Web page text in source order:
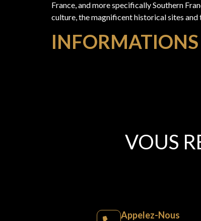
France, and more specifically Southern
culture, the magnificent historical sites and
INFORMATIONS
VOUS
Appelez-Nous